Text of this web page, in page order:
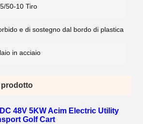
50-10 Tiro
e di sostegno dal bordo di plastica
in acciaio
prodotto
48V 5KW Acim Electric Utility
Golf Cart